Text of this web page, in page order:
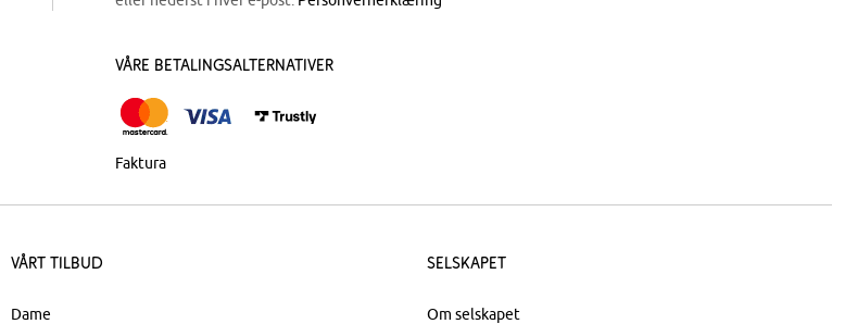
Våre betalingsalternativer
Faktura
Vårt tilbud
Dame
Selskapet
Om selskapet